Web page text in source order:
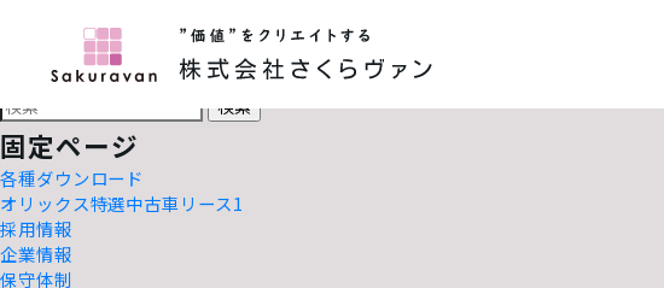
HOME
索:
固定ページ
各種ダウンロード
オリックス特選中古車リース1
採用情報
企業情報
保守体制